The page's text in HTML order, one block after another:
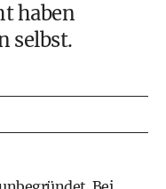
haben
selbst.